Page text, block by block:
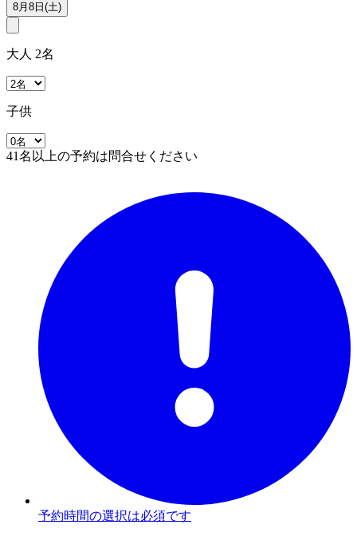
8月8日(土)
大人 2名
子供
41名以上の予約は問合せください
予約時間の選択は必須です